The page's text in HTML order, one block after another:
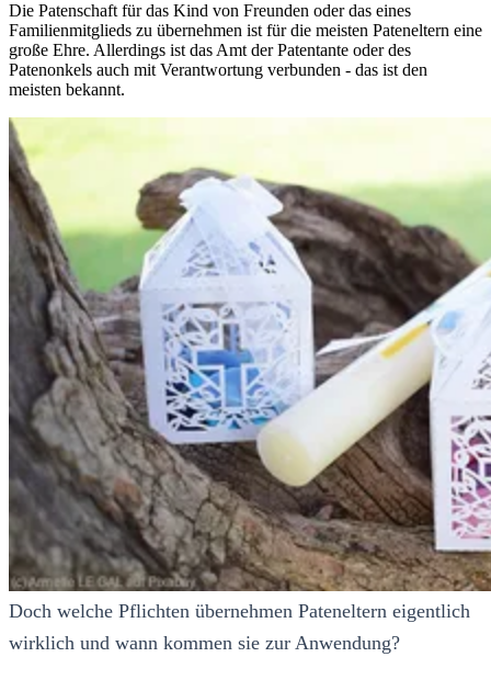
Die Patenschaft für das Kind von Freunden oder das eines
Familienmitglieds zu übernehmen ist für die meisten Pateneltern eine
große Ehre. Allerdings ist das Amt der Patentante oder des
Patenonkels auch mit Verantwortung verbunden - das ist den
meisten bekannt.
Doch welche Pflichten übernehmen Pateneltern eigentlich
wirklich und wann kommen sie zur Anwendung?